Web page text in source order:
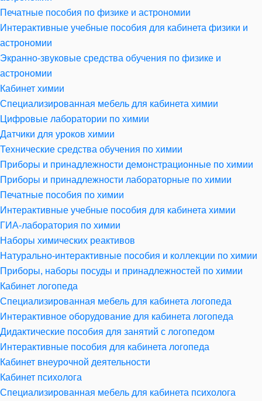
Печатные пособия по физике и астрономии
Интерактивные учебные пособия для кабинета физики и
астрономии
Экранно-звуковые средства обучения по физике и
астрономии
Кабинет химии
Специализированная мебель для кабинета химии
Цифровые лаборатории по химии
Датчики для уроков химии
Технические средства обучения по химии
Приборы и принадлежности демонстрационные по химии
Приборы и принадлежности лабораторные по химии
Печатные пособия по химии
Интерактивные учебные пособия для кабинета химии
ГИА-лаборатория по химии
Наборы химических реактивов
Натурально-интерактивные пособия и коллекции по химии
Приборы, наборы посуды и принадлежностей по химии
Кабинет логопеда
Специализированная мебель для кабинета логопеда
Интерактивное оборудование для кабинета логопеда
Дидактические пособия для занятий с логопедом
Интерактивные пособия для кабинета логопеда
Кабинет внеурочной деятельности
Кабинет психолога
Специализированная мебель для кабинета психолога